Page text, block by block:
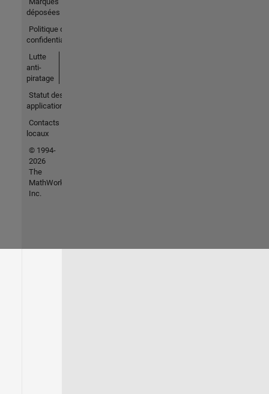
déposées
Politique de
confidentialité
Lutte
anti-
piratage
Statut des
applications
Contacts
locaux
© 1994-
2026
The
MathWorks,
Inc.